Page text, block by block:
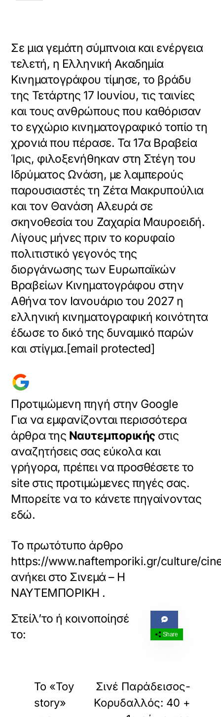
Σε μια γεμάτη σύμπνοια και ενέργεια
τελετή, η Ελληνική Ακαδημία
Κινηματογράφου τίμησε, το βράδυ
της Τετάρτης 17 Ιουνίου, τις ταινίες
και τους ανθρώπους που καθόρισαν
το εγχώριο κινηματογραφικό τοπίο τη
χρονιά που πέρασε. Τα 17α Βραβεία
Ίρις, φιλοξενήθηκαν στη Στέγη του
Ιδρύματος Ωνάση, με λαμπερούς
παρουσιαστές τη Ζέτα Μακρυπούλια
και τον Θανάση Αλευρά σε
σκηνοθεσία του Ζαχαρία Μαυροειδή.
Λίγους μήνες πριν το κορυφαίο
πολιτιστικό γεγονός της
διοργάνωσης των Ευρωπαϊκών
Βραβείων Κινηματογράφου στην
Αθήνα τον Ιανουάριο του 2027 η
ελληνική κινηματογραφική κοινότητα
έδωσε το δικό της δυναμικό παρών
και στίγμα.[email protected]
Προτιμώμενη πηγή στην Google
Για να εμφανίζονται περισσότερα
άρθρα της Ναυτεμπορικής στις
αναζητήσεις σας εύκολα και
γρήγορα, πρέπει να προσθέσετε το
site στις προτιμώμενες πηγές σας.
Μπορείτε να το κάνετε πηγαίνοντας
εδώ.
Το πρωτότυπο άρθρο
https://www.naftemporiki.gr/culture/
ανήκει στο Σινεμά – Η
ΝΑΥΤΕΜΠΟΡΙΚΗ .
Share
Το «Toy
story»
Σινέ Παράδεισος-
Κορυδαλλός: 40 +